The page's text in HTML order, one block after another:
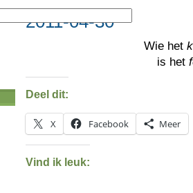
2011-04-30
Wie het
is het
Deel dit:
X Facebook Meer
Vind ik leuk: